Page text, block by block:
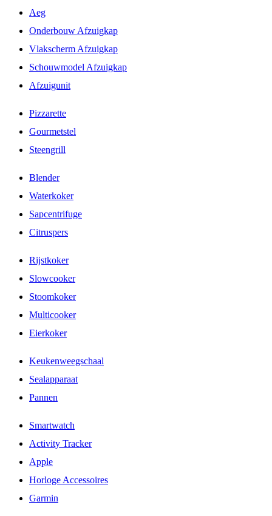
Aeg
Onderbouw Afzuigkap
Vlakscherm Afzuigkap
Schouwmodel Afzuigkap
Afzuigunit
Pizzarette
Gourmetstel
Steengrill
Blender
Waterkoker
Sapcentrifuge
Citruspers
Rijstkoker
Slowcooker
Stoomkoker
Multicooker
Eierkoker
Keukenweegschaal
Sealapparaat
Pannen
Smartwatch
Activity Tracker
Apple
Horloge Accessoires
Garmin